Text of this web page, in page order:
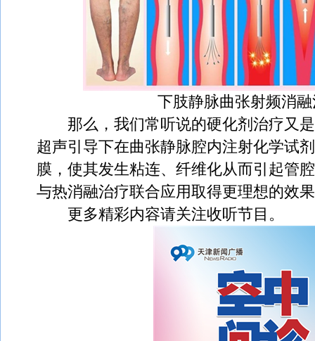
下肢静脉曲张射频消融
那么，我们常听说的硬化剂治疗又是
超声引导下在曲张静脉腔内注射化学试
膜，使其发生粘连、纤维化从而引起管
与热消融治疗联合应用取得更理想的效
更多精彩内容请关注收听节目。